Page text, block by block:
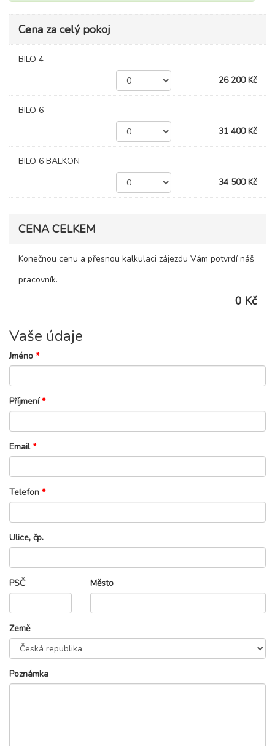
Cena za celý pokoj
BILO 4
26 200 Kč
BILO 6
31 400 Kč
BILO 6 BALKON
34 500 Kč
CENA CELKEM
Konečnou cenu a přesnou kalkulaci zájezdu Vám potvrdí náš
pracovník.
0 Kč
Vaše údaje
Jméno *
Příjmení*
Email*
Telefon *
Ulice, čp.
PSČ Město
Země
Poznámka